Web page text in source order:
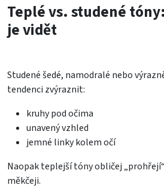
Teplé vs. studené
je vidět
Studené šedé, namodralé nebo
tendenci zvýraznit:
kruhy pod očima
unavený vzhled
jemné linky kolem očí
Naopak teplejší tóny obličej
měkčeji.